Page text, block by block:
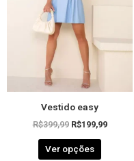
Vestido easy
R$399,99 R$199,99
Ver opções
ser
página
produto